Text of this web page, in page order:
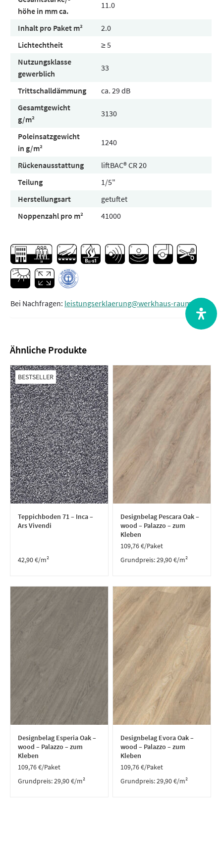
höhe in mm ca.
11.0
Inhalt pro Paket m²
2.0
Lichtechtheit
≥ 5
Nutzungsklasse
gewerblich
33
Trittschalldämmung
ca. 29 dB
Gesamtgewicht
g/m²
3130
Poleinsatzgewicht
in g/m²
1240
Rückenausstattung
liftBAC® CR 20
Teilung
1/5"
Herstellungsart
getuftet
Noppenzahl pro m²
41000
Bei Nachfragen: leistungserklaerung@werkhaus-raum.de
Ähnliche Produkte
BESTSELLER
Teppichboden 71 – Inca –
Ars Vivendi
42,90€/m²
Designbelag Pescara Oak –
wood – Palazzo – zum
Kleben
109,76€/Paket
Grundpreis:29,90€/m²
Designbelag Esperia Oak –
wood – Palazzo – zum
Kleben
109,76€/Paket
Grundpreis:29,90€/m²
Designbelag Evora Oak –
wood – Palazzo – zum
Kleben
109,76€/Paket
Grundpreis:29,90€/m²